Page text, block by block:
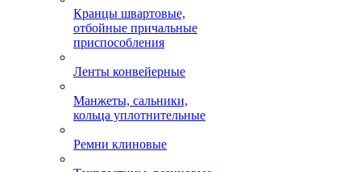
Кранцы швартовые,
отбойные причальные
приспособления
Ленты конвейерные
Манжеты, сальники,
кольца уплотнительные
Ремни клиновые